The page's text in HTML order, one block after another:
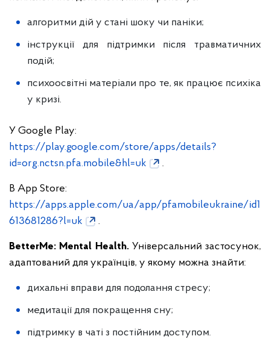
алгоритми дій у стані шоку чи паніки;
інструкції для підтримки після травматичних
подій;
психоосвітні матеріали про те, як працює психіка
у кризі.
У Google Play:
https://play.google.com/store/apps/details?
id=org.nctsn.pfa.mobile&hl=uk
.
В App Store:
https://apps.apple.com/ua/app/pfamobileukraine/id1
613681286?l=uk
.
BetterMe: Mental Health. Універсальний застосунок,
адаптований для українців, у якому можна знайти:
дихальні вправи для подолання стресу;
медитації для покращення сну;
підтримку в чаті з постійним доступом.